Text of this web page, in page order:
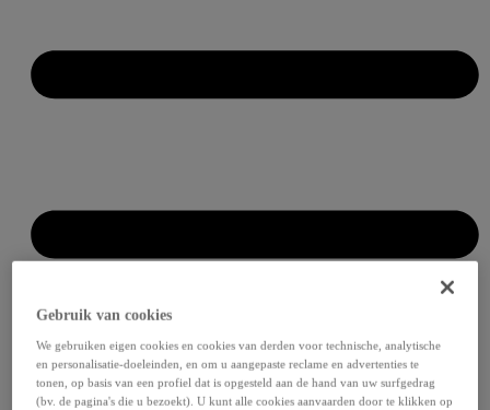
Gebruik van cookies
We gebruiken eigen cookies en cookies van derden voor technische, analytische
en personalisatie-doeleinden, en om u aangepaste reclame en advertenties te
tonen, op basis van een profiel dat is opgesteld aan de hand van uw surfgedrag
(bv. de pagina's die u bezoekt). U kunt alle cookies aanvaarden door te klikken op